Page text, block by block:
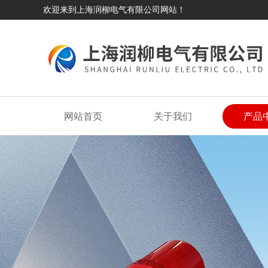
欢迎来到上海润柳电气有限公司网站！
网站首页 关于我们 产品